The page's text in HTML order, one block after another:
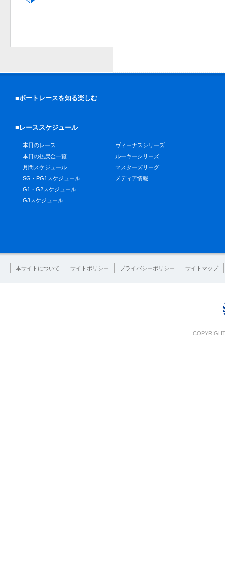
■ボートレースを知る楽しむ
■レーススケジュール
本日のレース
本日の払戻金一覧
月間スケジュール
SG・PG1スケジュール
G1・G2スケジュール
G3スケジュール
ヴィーナスシリーズ
ルーキーシリーズ
マスターズリーグ
メディア情報
本サイトについて サイトポリシー プライバシーポリシー サイトマップ